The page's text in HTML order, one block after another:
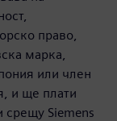
право,
марка,
или член
и ще плати
срещу Siemens